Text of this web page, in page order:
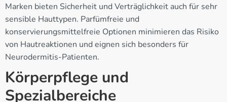
Marken bieten Sicherheit und Verträglichkeit auch für sehr
sensible Hauttypen. Parfümfreie und
konservierungsmittelfreie Optionen minimieren das Risiko
von Hautreaktionen und eignen sich besonders für
Neurodermitis-Patienten.
Körperpflege und
Spezialbereiche